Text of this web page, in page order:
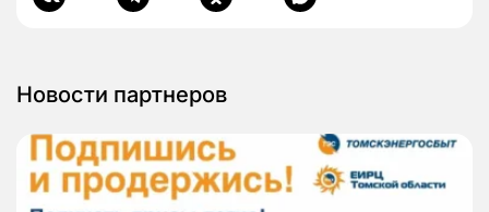
Новости партнеров